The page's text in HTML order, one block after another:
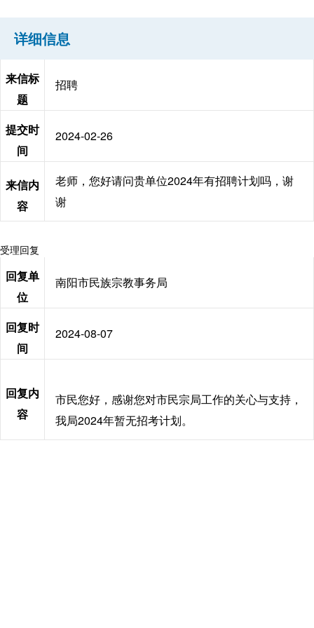
详细信息
来信标
题
招聘
提交时
间
2024-02-26
来信内
容
老师，您好请问贵单位2024年有招聘计划吗，谢
谢
受理回复
回复单
位
南阳市民族宗教事务局
回复时
间
2024-08-07
回复内
容
市民您好，感谢您对市民宗局工作的关心与支持，
我局2024年暂无招考计划。